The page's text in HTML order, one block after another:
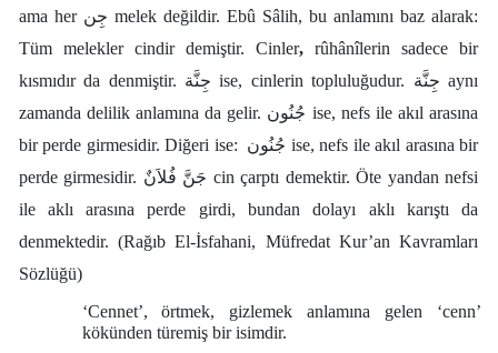
ama her جِن melek değildir. Ebû Sâlih, bu anlamını baz alarak:
Tüm melekler cindir demiştir. Cinler,rûhânîlerin sadece bir
kısmıdır da denmiştir. جِنَّة ise, cinlerin topluluğudur. جِنَّة aynı
zamanda delilik anlamına da gelir. جُنُون ise, nefs ile akıl arasına
bir perde girmesidir. Diğeri ise: جُنُون ise, nefs ile akıl arasına bir
perde girmesidir. جَنَّ فُلاَنٌ cin çarptı demektir. Öte yandan nefsi
ile aklı arasına perde girdi, bundan dolayı aklı karıştı da
denmektedir. (Rağıb El-İsfahani, Müfredat Kur’an Kavramları
Sözlüğü)
‘Cennet’, örtmek, gizlemek anlamına gelen ‘cenn’
kökünden türemiş bir isimdir.